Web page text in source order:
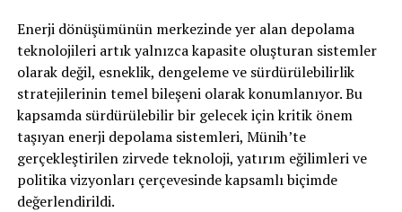
Enerji dönüşümünün merkezinde yer alan depolama
teknolojileri artık yalnızca kapasite oluşturan sistemler
olarak değil, esneklik, dengeleme ve sürdürülebilirlik
stratejilerinin temel bileşeni olarak konumlanıyor. Bu
kapsamda sürdürülebilir bir gelecek için kritik önem
taşıyan enerji depolama sistemleri, Münih’te
gerçekleştirilen zirvede teknoloji, yatırım eğilimleri ve
politika vizyonları çerçevesinde kapsamlı biçimde
değerlendirildi.